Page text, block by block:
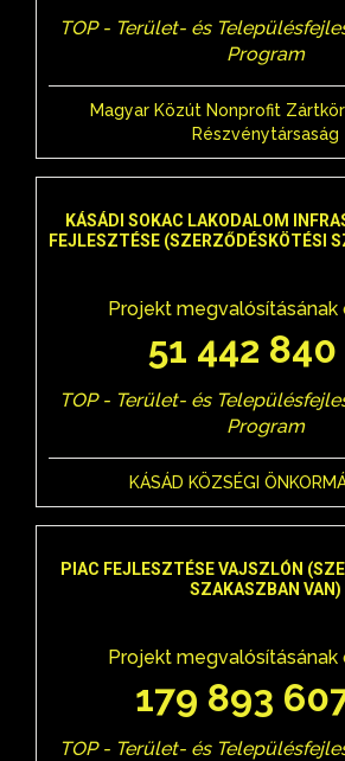
TOP - Terület- és
Program
Magyar Közút Nonprofit
Részvénytársaság
KÁSÁDI SOKAC LAKODALOM
FEJLESZTÉSE (SZERZŐDÉSKÖTÉSI
Projekt megvalósításának
51 442
TOP - Terület- és
Program
KÁSÁD KÖZSÉGI
PIAC FEJLESZTÉSE VAJSZLÓN
SZAKASZBAN VAN)
Projekt megvalósításának
179 893
TOP - Terület- és